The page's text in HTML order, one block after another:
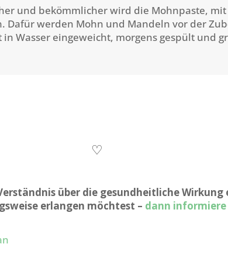
und bekömmlicher wird die Mohnpaste,
Dafür werden Mohn und Mandeln vor der
in Wasser eingeweicht, morgens gespült und
♡
über die gesundheitliche Wirkung
erlangen möchtest – dann informiere